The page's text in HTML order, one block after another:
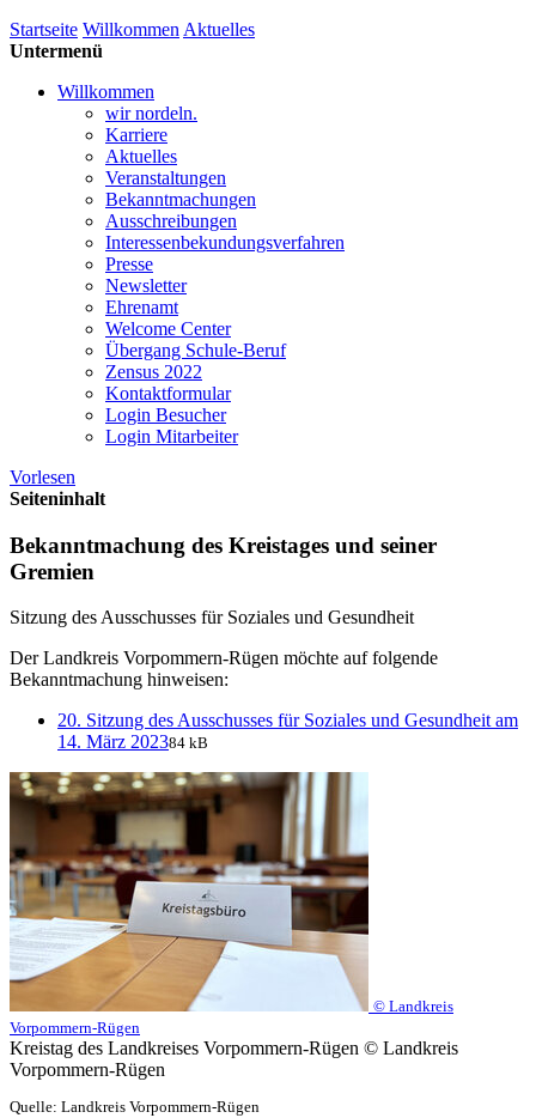
Startseite Willkommen Aktuelles
Untermenü
Willkommen
wir nordeln.
Karriere
Aktuelles
Veranstaltungen
Bekanntmachungen
Ausschreibungen
Interessen­bekundungsverfahren
Presse
Newsletter
Ehrenamt
Welcome Center
Übergang Schule-Beruf
Zensus 2022
Kontaktformular
Login Besucher
Login Mitarbeiter
Vorlesen
Seiteninhalt
Bekanntmachung des Kreistages und seiner
Gremien
Sitzung des Ausschusses für Soziales und Gesundheit
Der Landkreis Vorpommern-Rügen möchte auf folgende
Bekanntmachung hinweisen:
20. Sitzung des Ausschusses für Soziales und Gesundheit am
14. März 202384 kB
© Landkreis
Vorpommern-Rügen
Kreistag des Landkreises Vorpommern-Rügen © Landkreis
Vorpommern-Rügen
Quelle: Landkreis Vorpommern-Rügen